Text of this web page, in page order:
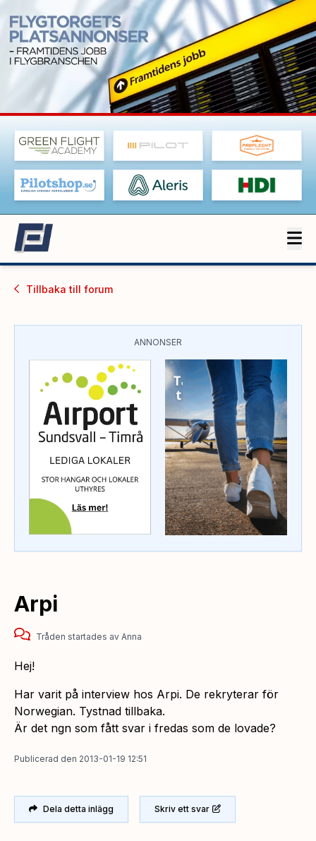
Tillbaka till forum
ANNONSER
Arpi
Tråden startades av Anna
Hej!
Har varit på interview hos Arpi. De rekryterar för
Norwegian. Tystnad tillbaka.
Är det ngn som fått svar i fredas som de lovade?
Publicerad den 2013-01-19 12:51
Dela detta inlägg Skriv ett svar